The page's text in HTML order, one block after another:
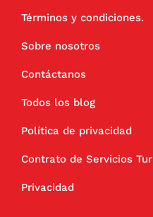
Términos y condiciones.
Sobre nosotros
Contáctanos
Todos los blog
Política de privacidad
Contrato de Servicios
Privacidad